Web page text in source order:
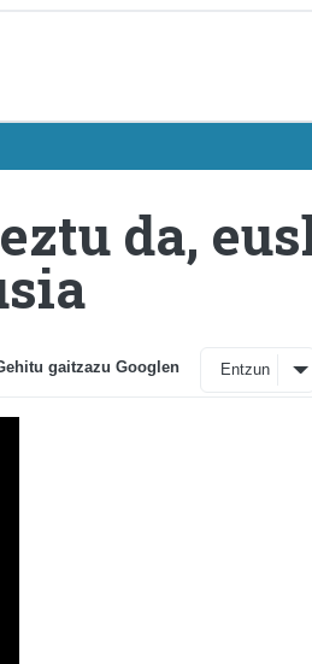
da,
gaitzazu Googlen Entzun